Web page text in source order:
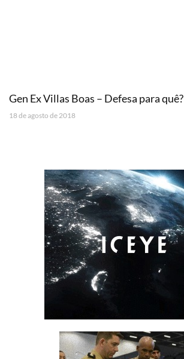
Gen Ex Villas Boas – Defesa para quê?
18 de agosto de 2018